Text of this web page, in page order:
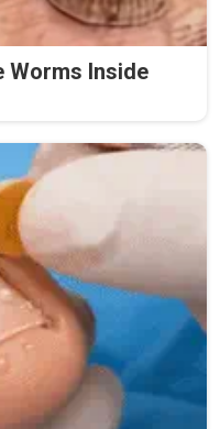
Worms Inside